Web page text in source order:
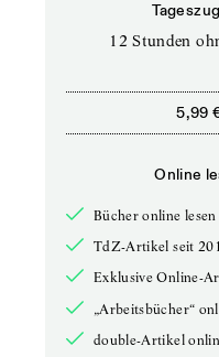
12 Stunden
5,99
Online
Bücher online lesen
TdZ-Artikel seit
Exklusive Online-
„Arbeitsbücher“
double-Artikel